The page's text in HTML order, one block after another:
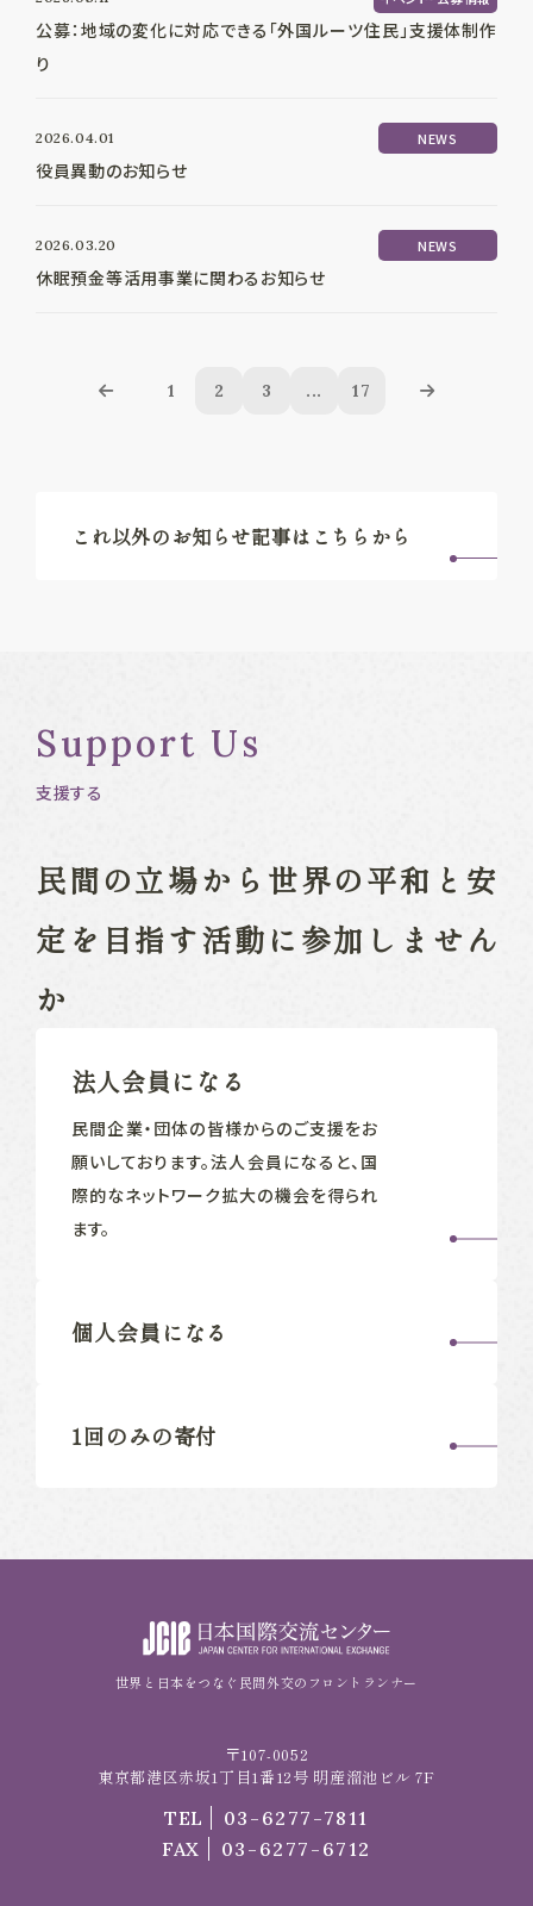
公募：地域の変化に対応できる「外国ルーツ住民」支援体制作
り
2026.04.01 NEWS
役員異動のお知らせ
2026.03.20 NEWS
休眠預金等活用事業に関わるお知らせ
1 2 3 ... 17
これ以外のお知らせ記事はこちらから
Support Us
支援する
民間の立場から 世界の平和と安
定を目指す活動に参加しません
か
法人会員になる
民間企業‧団体の皆様からのご支援をお
願いしております。法人会員になると、国
際的なネットワーク拡大の機会を得られ
ます。
個人会員になる
1回のみの寄付
世界と日本をつなぐ民間外交のフロントランナー
〒107-0052
東京都港区赤坂1丁目1番12号 明産溜池ビル 7F
TEL
03-6277-7811
FAX
03-6277-6712